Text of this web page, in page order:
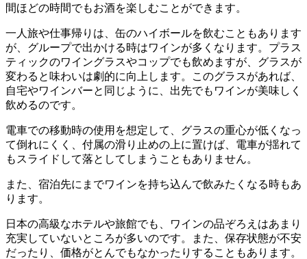
間ほどの時間でもお酒を楽しむことができます。
一人旅や仕事帰りは、缶のハイボールを飲むこともあります
が、グループで出かける時はワインが多くなります。プラス
ティックのワイングラスやコップでも飲めますが、グラスが
変わると味わいは劇的に向上します。このグラスがあれば、
自宅やワインバーと同じように、出先でもワインが美味しく
飲めるのです。
電車での移動時の使用を想定して、グラスの重心が低くなっ
て倒れにくく、付属の滑り止めの上に置けば、電車が揺れて
もスライドして落としてしまうこともありません。
また、宿泊先にまでワインを持ち込んで飲みたくなる時もあ
ります。
日本の高級なホテルや旅館でも、ワインの品ぞろえはあまり
充実していないところが多いのです。また、保存状態が不安
だったり、価格がとんでもなかったりすることもあります。